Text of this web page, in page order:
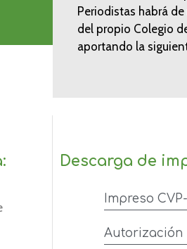
Periodistas habrá
del propio Colegio
aportando la
Descarga de
Impreso
Autorización